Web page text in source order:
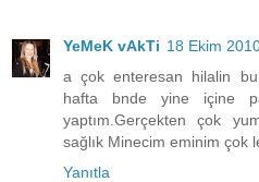
YeMeK vAkTi 18 Ekim
a çok enteresan hilalin
hafta bnde yine içine
yaptım.Gerçekten çok
sağlık Minecim eminim çok
Yanıtla